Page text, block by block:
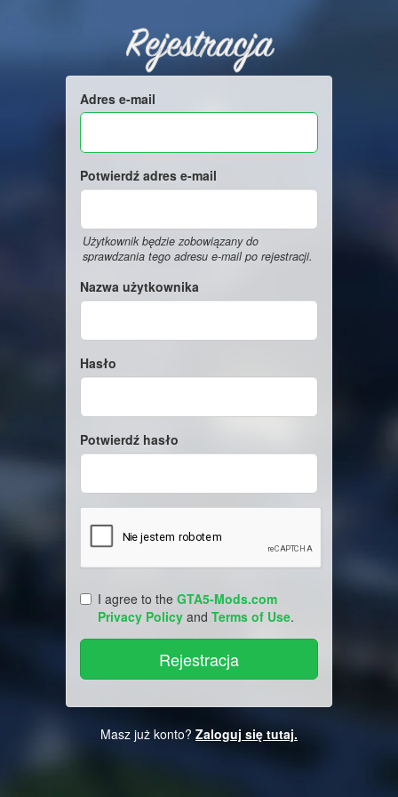
Rejestracja
Adres e-mail
Potwierdź adres e-mail
Użytkownik będzie zobowiązany do
sprawdzania tego adresu e-mail po rejestracji.
Nazwa użytkownika
Hasło
Potwierdź hasło
I agree to the GTA5-Mods.com
Privacy Policy and Terms of Use.
Masz już konto? Zaloguj się tutaj.